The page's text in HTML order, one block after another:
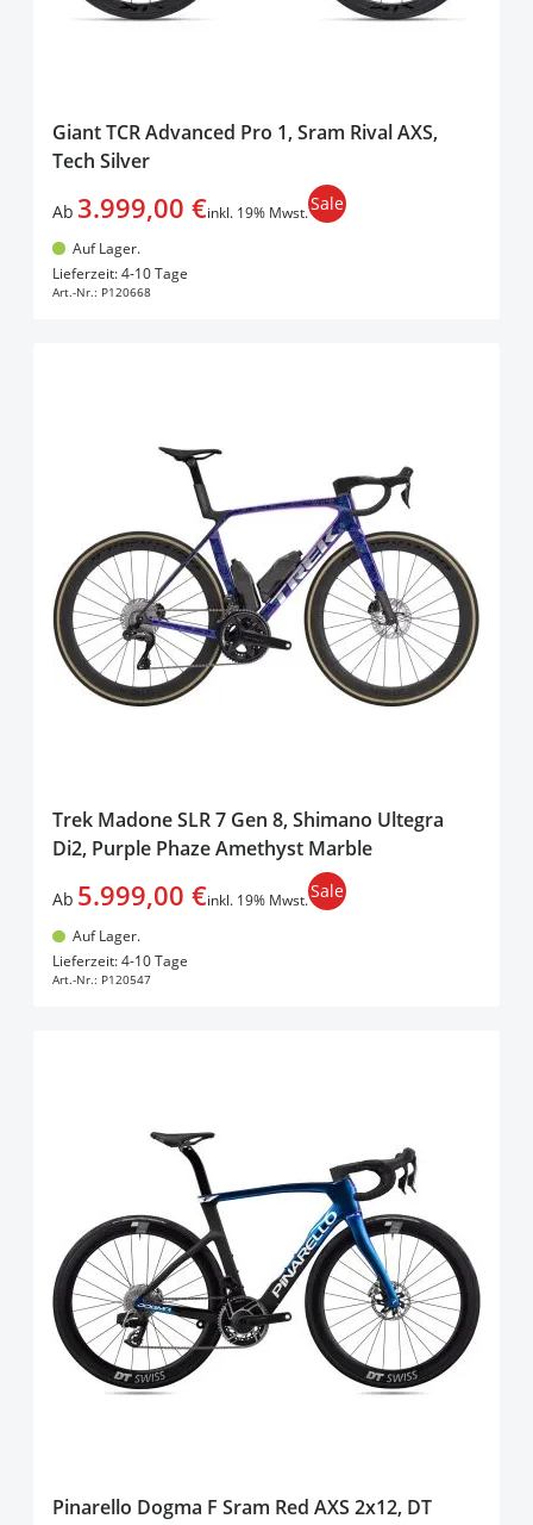
Giant TCR Advanced Pro 1, Sram Rival AXS,
Tech Silver
Ab 3.999,00 €inkl. 19% Mwst.Sale
Auf Lager.
Lieferzeit: 4-10 Tage
Art.-Nr.: P120668
Trek Madone SLR 7 Gen 8, Shimano Ultegra
Di2, Purple Phaze Amethyst Marble
Ab 5.999,00 €inkl. 19% Mwst.Sale
Auf Lager.
Lieferzeit: 4-10 Tage
Art.-Nr.: P120547
Pinarello Dogma F Sram Red AXS 2x12, DT